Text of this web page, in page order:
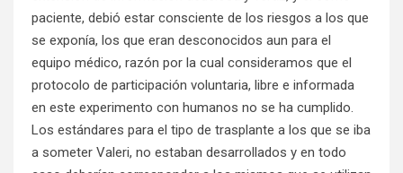
paciente, debió estar consciente de los riesgos a los que
se exponía, los que eran desconocidos aun para el
equipo médico, razón por la cual consideramos que el
protocolo de participación voluntaria, libre e informada
en este experimento con humanos no se ha cumplido.
Los estándares para el tipo de trasplante a los que se iba
a someter Valeri, no estaban desarrollados y en todo